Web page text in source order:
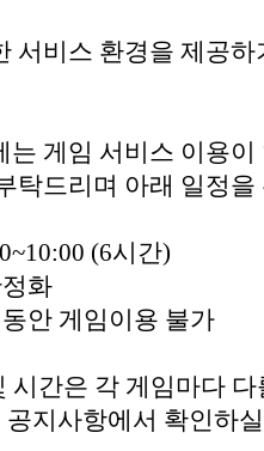
서비스 환경을 제공
는 게임 서비스 이용
탁드리며 아래 일정
(6시간)
화
안 게임이용 불가
시간은 각 게임마다
지사항에서 확인하